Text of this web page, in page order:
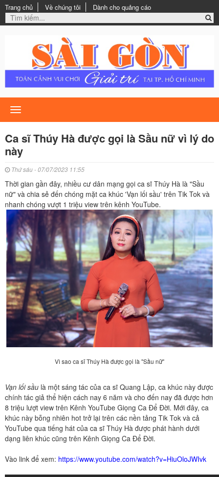
Trang chủ Về chúng tôi Dành cho quảng cáo
Toggle
navigation
Ca sĩ Thúy Hà được gọi là Sầu nữ vì lý do
này
Thứ sáu - 07/07/2023 11:55
Thời gian gần đây, nhiều cư dân mạng gọi ca sĩ Thúy Hà là "Sầu
nữ" và chia sẻ đến chóng mặt ca khúc 'Vạn lối sầu' trên Tik Tok và
nhanh chóng vượt 1 triệu view trên kênh YouTube.
Vì sao ca sĩ Thúy Hà được gọi là "Sầu nữ"
Vạn lối sầu là một sáng tác của ca sĩ Quang Lập, ca khúc này được
chính tác giả thể hiện cách nay 6 năm và cho đến nay đã được hơn
8 triệu lượt view trên Kênh YouTube Giọng Ca Để Đời. Mới đây, ca
khúc này bỗng nhiên hot trở lại trên các nền tảng Tik Tok và cả
YouTube qua tiếng hát của ca sĩ Thúy Hà được phát hành dưới
dạng liên khúc cũng trên Kênh Giọng Ca Để Đời.
Vào link để xem: https://www.youtube.com/watch?v=HiuOloJWIvk